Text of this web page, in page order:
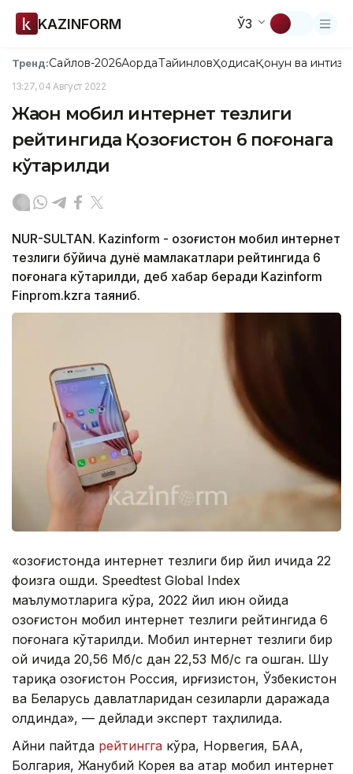
KAZINFORM ЎЗ
Тренд:Сайлов-2026АқордаТайинловҲодисаҚонун ва
13:27, 04 Август 2022
Жаҳон мобил интернет тезлиги
рейтингида Қозоғистон 6 поғонага
кўтарилди
NUR-SULTAN. Kazinform - Қозоғистон мобил интернет
тезлиги бўйича дунё мамлакатлари рейтингида 6
поғонага кўтарилди, деб хабар беради Kazinform
Finprom.kzга таяниб.
«Қозоғистонда интернет тезлиги бир йил ичида 22
фоизга ошди. Speedtest Global Index
маълумотларига кўра, 2022 йил июн ойида
Қозоғистон мобил интернет тезлиги рейтингида 6
поғонага кўтарилди. Мобил интернет тезлиги бир
ой ичида 20,56 Мб/с дан 22,53 Мб/с га ошган. Шу
тариқа Қозоғистон Россия, Қирғизистон, Ўзбекистон
ва Беларусь давлатларидан сезиларли даражада
олдинда», — дейлади эксперт таҳлилида.
Айни пайтда рейтингга кўра, Норвегия, БАА,
Болгария, Жанубий Корея ва Қатар мобил интернет